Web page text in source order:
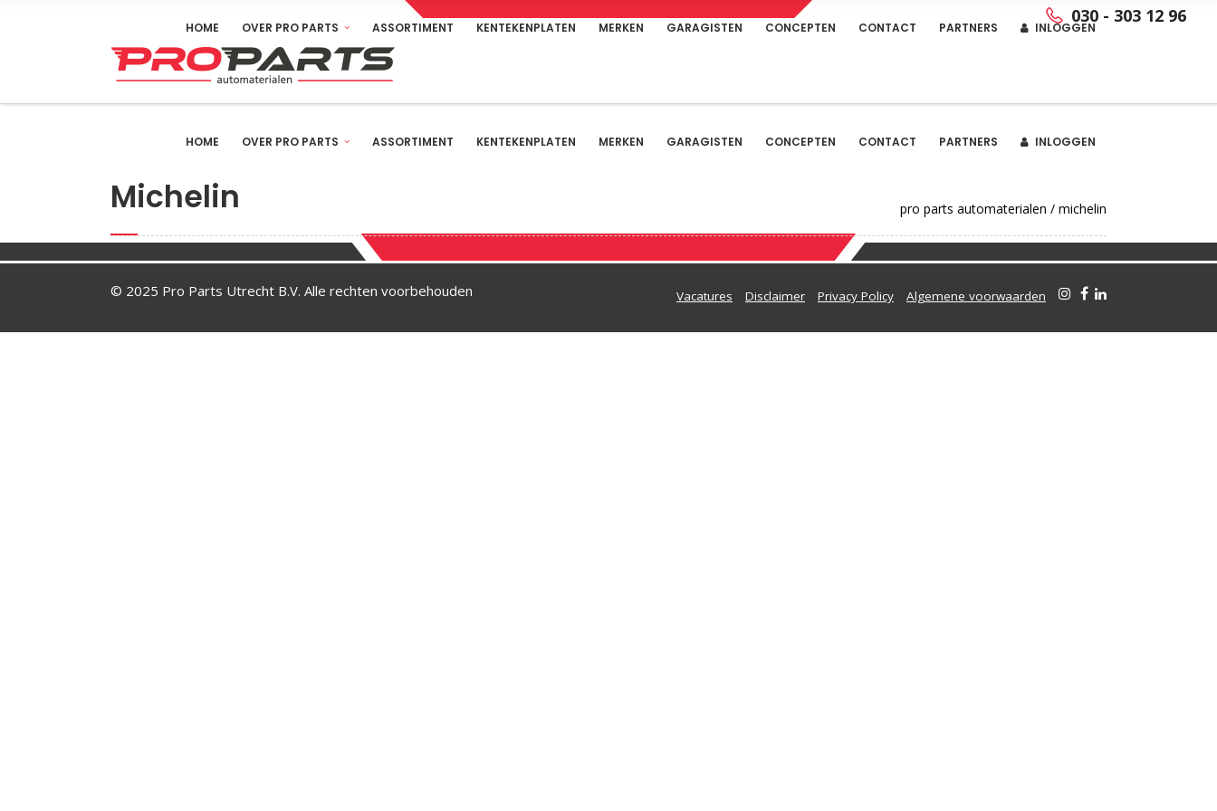
030 - 303 12 96
HOME OVER PRO PARTS ASSORTIMENT KENTEKENPLATEN MERKEN GARAGISTEN CONCEPTEN CONTACT PARTNERS INLOGGEN
HOME OVER PRO PARTS ASSORTIMENT KENTEKENPLATEN MERKEN GARAGISTEN CONCEPTEN CONTACT PARTNERS INLOGGEN
Michelin pro parts automaterialen / michelin
© 2025 Pro Parts Utrecht B.V. Alle rechten voorbehouden Vacatures Disclaimer Privacy Policy Algemene voorwaarden